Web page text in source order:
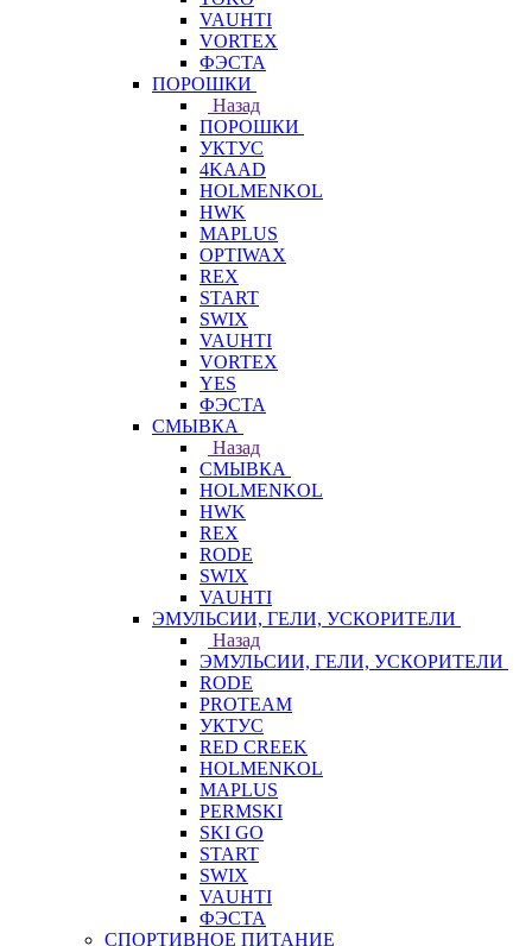
VAUHTI
VORTEX
ФЭСТА
ПОРОШКИ
Назад
ПОРОШКИ
УКТУС
4KAAD
HOLMENKOL
HWK
MAPLUS
OPTIWAX
REX
START
SWIX
VAUHTI
VORTEX
YES
ФЭСТА
СМЫВКА
Назад
СМЫВКА
HOLMENKOL
HWK
REX
RODE
SWIX
VAUHTI
ЭМУЛЬСИИ, ГЕЛИ, УСКОРИТЕЛИ
Назад
ЭМУЛЬСИИ, ГЕЛИ, УСКОРИТЕЛИ
RODE
PROTEAM
УКТУС
RED CREEK
HOLMENKOL
MAPLUS
PERMSKI
SKI GO
START
SWIX
VAUHTI
ФЭСТА
СПОРТИВНОЕ ПИТАНИЕ